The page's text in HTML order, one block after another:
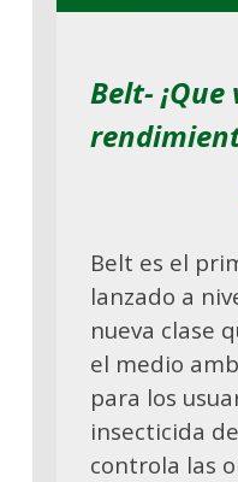
Belt-
Belt es el
lanzado a
nueva clase
el medio
para los
insecticida
controla las